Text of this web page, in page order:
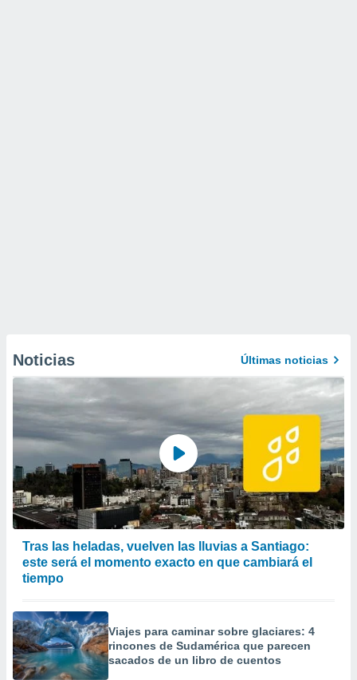
Noticias Últimas noticias
Tras las heladas, vuelven las lluvias a Santiago:
este será el momento exacto en que cambiará el
tiempo
Viajes para caminar sobre glaciares: 4
rincones de Sudamérica que parecen
sacados de un libro de cuentos